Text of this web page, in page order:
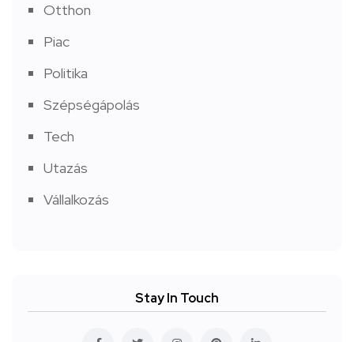
Otthon
Piac
Politika
Szépségápolás
Tech
Utazás
Vállalkozás
Stay In Touch